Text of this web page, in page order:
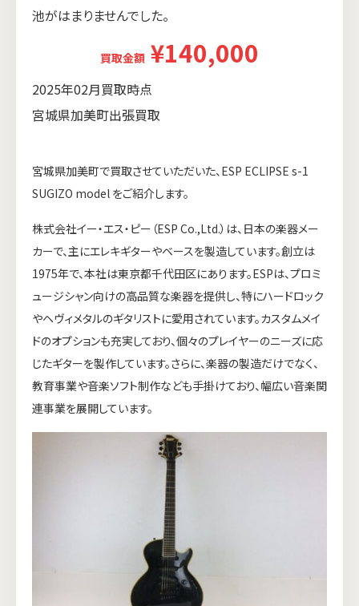
池がはまりませんでした。
買取金額 ¥140,000
2025年02月買取時点
宮城県加美町出張買取
宮城県加美町で買取させていただいた、ESP ECLIPSE s-1
SUGIZO model をご紹介します。
株式会社イー・エス・ピー（ESP Co.,Ltd.）は、日本の楽器メー
カーで、主にエレキギターやベースを製造しています。創立は
1975年で、本社は東京都千代田区にあります。ESPは、プロミ
ュージシャン向けの高品質な楽器を提供し、特にハードロック
やヘヴィメタルのギタリストに愛用されています。カスタムメイ
ドのオプションも充実しており、個々のプレイヤーのニーズに応
じたギターを製作しています。さらに、楽器の製造だけでなく、
教育事業や音楽ソフト制作なども手掛けており、幅広い音楽関
連事業を展開しています。